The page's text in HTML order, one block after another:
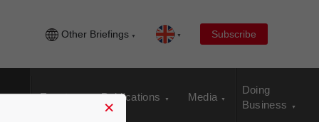
Other Briefings Subscribe
Events Publications Media
Doing
Business
×